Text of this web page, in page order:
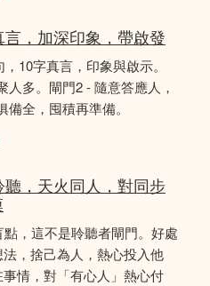
，加深印象，帶啟發
10字真言，印象與啟示。
多。閘門2 - 隨意答應人，
全，囤積再準備。
，天火同人，對同步
，這不是聆聽者閘門。好處
，捨己為人，熱心投入他
情，對「有心人」熱心付